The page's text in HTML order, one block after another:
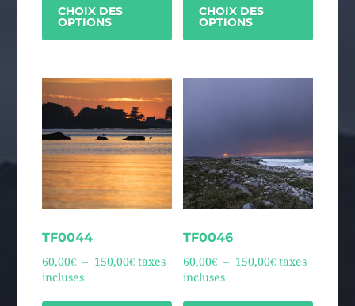
CHOIX DES
OPTIONS
CHOIX DES
OPTIONS
TF0044
60,00€ – 150,00€ taxes
incluses
TF0046
60,00€ – 150,00€ taxes
incluses